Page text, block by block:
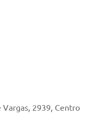
2939, Centro